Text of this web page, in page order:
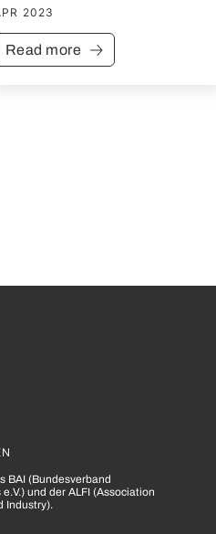
2023
Read more
BAI (Bundesverband
und der ALFI (Association
Industry).